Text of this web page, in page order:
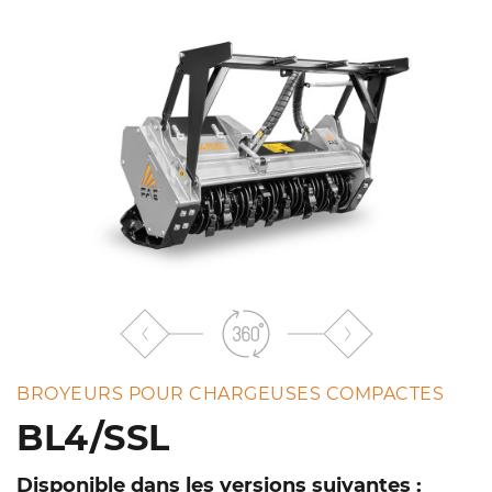
BROYEURS POUR CHARGEUSES COMPACTES
BL4/SSL
Disponible dans les versions suivantes :